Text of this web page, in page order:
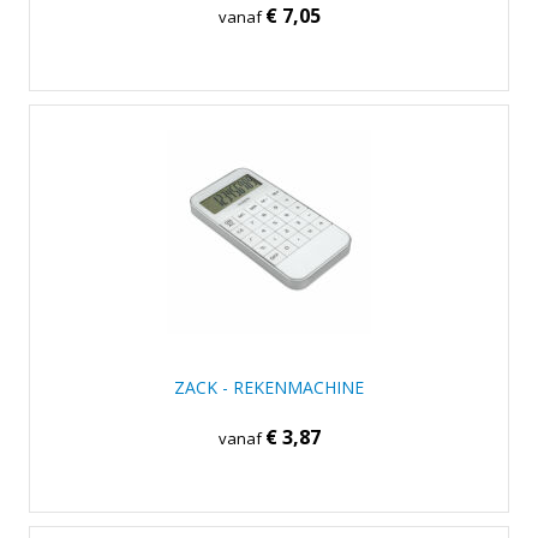
vanaf€ 7,05
ZACK - REKENMACHINE
vanaf€ 3,87